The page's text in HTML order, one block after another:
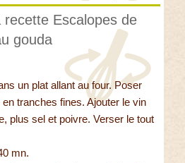
recette Escalopes de
gouda
un plat allant au four. Poser
tranches fines. Ajouter le vin
plus sel et poivre. Verser le tout
mn.